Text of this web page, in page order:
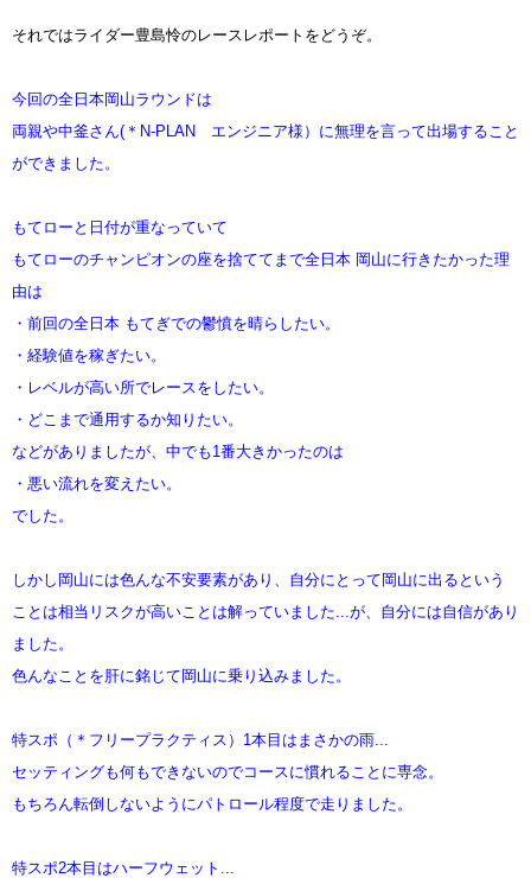
それではライダー豊島怜のレースレポートをどうぞ。
今回の全日本岡山ラウンドは
両親や中釜さん(＊N-PLAN エンジニア様）に無理を言って出場すること
ができました。
もてローと日付が重なっていて
もてローのチャンピオンの座を捨ててまで全日本 岡山に行きたかった理
由は
・前回の全日本 もてぎでの鬱憤を晴らしたい。
・経験値を稼ぎたい。
・レベルが高い所でレースをしたい。
・どこまで通用するか知りたい。
などがありましたが、中でも1番大きかったのは
・悪い流れを変えたい。
でした。
しかし岡山には色んな不安要素があり、自分にとって岡山に出るという
ことは相当リスクが高いことは解っていました...が、自分には自信があり
ました。
色んなことを肝に銘じて岡山に乗り込みました。
特スポ（＊フリープラクティス）1本目はまさかの雨...
セッティングも何もできないのでコースに慣れることに専念。
もちろん転倒しないようにパトロール程度で走りました。
特スポ2本目はハーフウェット...